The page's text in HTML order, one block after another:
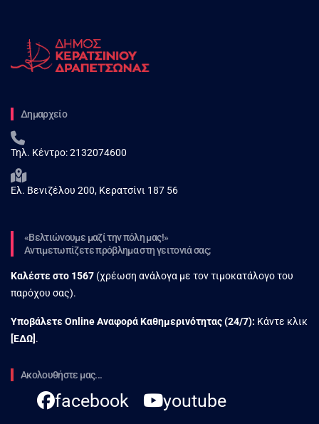
Δημαρχείο
Τηλ. Κέντρο:2132074600
Ελ. Βενιζέλου 200, Κερατσίνι 187 56
«Βελτιώνουμε μαζί την πόλη μας!»
Αντιμετωπίζετε πρόβλημα στη γειτονιά σας;
Καλέστε στο 1567 (χρέωση ανάλογα με τον τιμοκατάλογο του
παρόχου σας).
Υποβάλετε Online Αναφορά Kαθημερινότητας (24/7): Κάντε κλικ
[ΕΔΩ] .
Ακολουθήστε μας...
facebook youtube